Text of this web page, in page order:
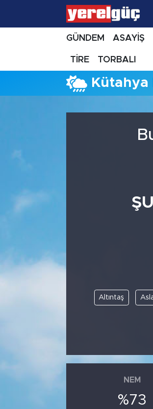
GÜNDEM ASAYİŞ
TİRE TORBALI
Kütahya
Altıntaş
NEM
%73